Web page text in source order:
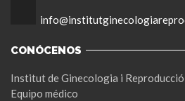
CONÓCENOS
Institut de Ginecologia i Reproducció
Equipo médico